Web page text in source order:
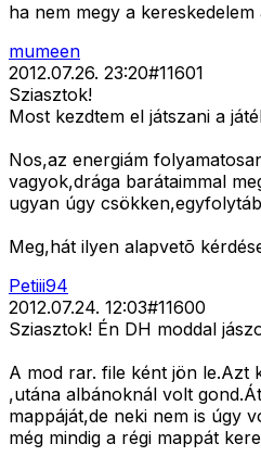
ha nem megy a
mumeen
2012.07.26. 23:20#11601
Sziasztok!
Most kezdtem el játszani a
Nos,az energiám
vagyok,drága barátaimmal
ugyan úgy
Meg,hát ilyen alapvetõ
Petiii94
2012.07.24. 12:03#11600
Sziasztok! Én DH moddal
A mod rar. file ként jön le.Azt
,utána albánoknál volt
mappáját,de neki nem is úgy
még mindig a régi mappát